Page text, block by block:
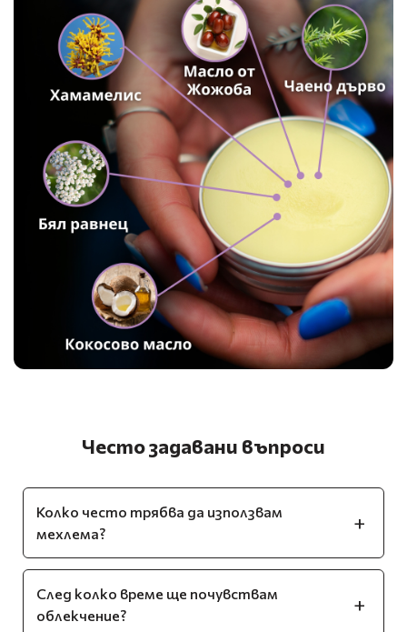
Често задавани въпроси
Колко често трябва да използвам
мехлема?
След колко време ще почувствам
облекчение?